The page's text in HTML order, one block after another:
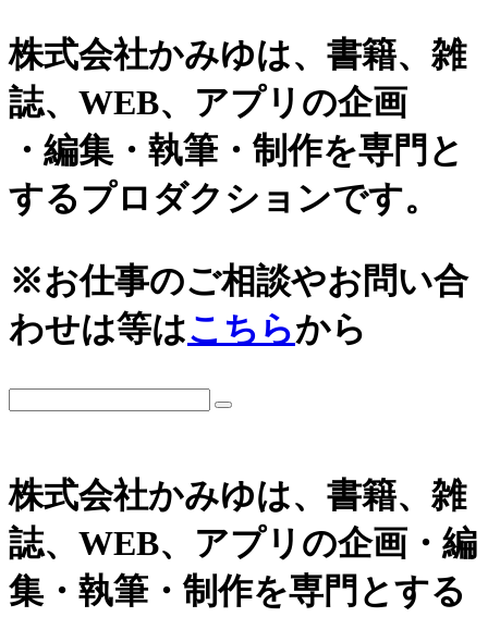
株式会社かみゆは、書籍、雑
誌、WEB、アプリの企画
・編集・執筆・制作を専門と
するプロダクションです。
※お仕事のご相談やお問い合
わせは等はこちらから
株式会社かみゆは、書籍、雑
誌、WEB、アプリの企画・編
集・執筆・制作を専門とする